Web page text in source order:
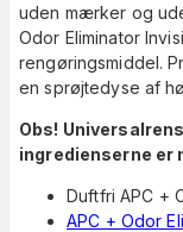
uden mærker og
Odor Eliminator
rengøringsmiddel.
en sprøjtedyse af
Obs!
ingredienserne er
Duftfri APC +
APC + Odor